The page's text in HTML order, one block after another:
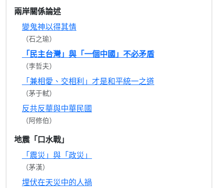
兩岸關係論述
變鬼神以得其情
（石之瑜）
「民主台灣」與「一個中國」不必矛盾
（李哲夫）
「兼相愛、交相利」才是和平統一之道
（茅于軾）
反共反華與中華民國
（阿修伯）
地震「口水戰」
「震災」與「政災」
（茅漢）
埋伏在天災中的人禍